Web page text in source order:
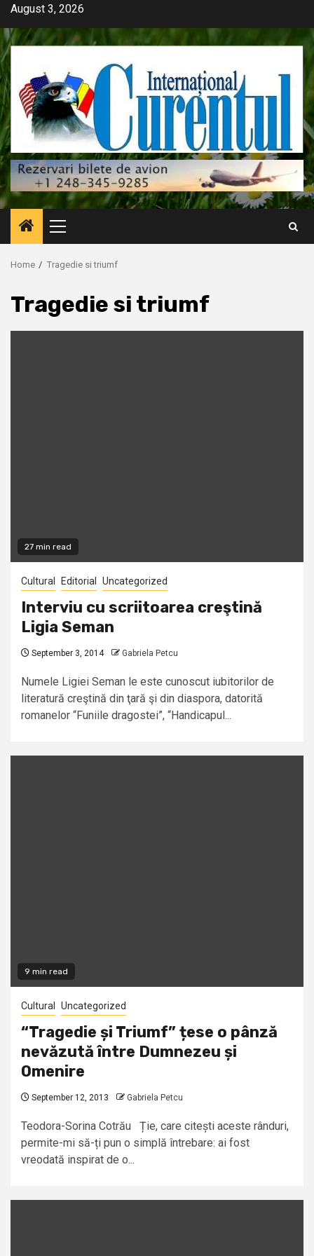
Skip
content
August 3, 2026
Primary
Menu
Home Tragedie si triumf
Tragedie si triumf
27 min read
Cultural Editorial Uncategorized
Interviu cu scriitoarea creştină
Ligia Seman
September 3, 2014 Gabriela Petcu
Numele Ligiei Seman le este cunoscut iubitorilor de
literatură creştină din ţară şi din diaspora, datorită
romanelor “Funiile dragostei”, “Handicapul...
9 min read
Cultural Uncategorized
“Tragedie și Triumf” țese o pânză
nevăzută între Dumnezeu și
Omenire
September 12, 2013 Gabriela Petcu
Teodora-Sorina Cotrău Ție, care citești aceste rânduri,
permite-mi să-ți pun o simplă întrebare: ai fost
vreodată inspirat de o...